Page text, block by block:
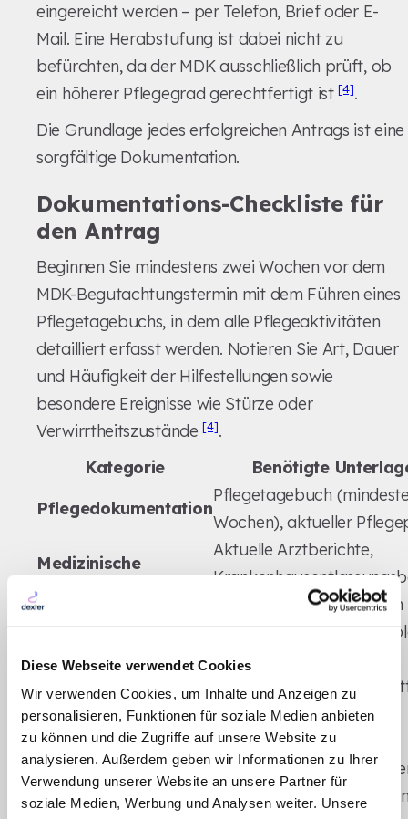
Diese Webseite verwendet Cookies
Wir verwenden Cookies, um Inhalte und Anzeigen zu
personalisieren, Funktionen für soziale Medien anbieten
zu können und die Zugriffe auf unsere Website zu
analysieren. Außerdem geben wir Informationen zu Ihrer
Verwendung unserer Website an unsere Partner für
soziale Medien, Werbung und Analysen weiter. Unsere
eingereicht werden – per Telefon, Brief oder E-
Mail. Eine Herabstufung ist dabei nicht zu
befürchten, da der MDK ausschließlich prüft, ob
ein höherer Pflegegrad gerechtfertigt ist[4].
Die Grundlage jedes erfolgreichen Antrags ist eine
sorgfältige Dokumentation.
Dokumentations-Checkliste für
den Antrag
Beginnen Sie mindestens zwei Wochen vor dem
MDK-Begutachtungstermin mit dem Führen eines
Pflegetagebuchs, in dem alle Pflegeaktivitäten
detailliert erfasst werden. Notieren Sie Art, Dauer
und Häufigkeit der Hilfestellungen sowie
besondere Ereignisse wie Stürze oder
Verwirrtheitszustände[4].
Kategorie
Benötigte
Pflegedokumentation
Pflegetagebuch
Wochen), aktueller
Medizinische
Unterlagen
Aktuelle Arztberichte,
Therapiebescheinigungen
Aktueller
Dosierungen
Hilfsmittel
Liste vorhandener
B. Pflegebett,
Inkontinenzmaterial)
Vergleichsgrundlage
Vorheriges MDK-
direkten